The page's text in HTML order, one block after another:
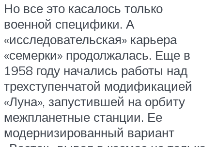
Но все это касалось только
военной специфики. А
«исследовательская» карьера
«семерки» продолжалась. Еще в
1958 году начались работы над
трехступенчатой модификацией
«Луна», запустившей на орбиту
межпланетные станции. Ее
модернизированный вариант